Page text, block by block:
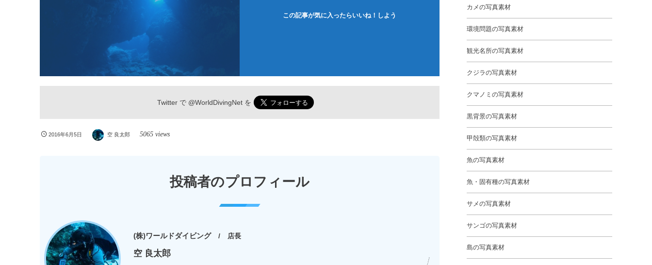
この記事が気に入ったらいいね！しよう
Twitter で @WorldDivingNetを
2016年6月5日 空 良太郎 5065 views
投稿者のプロフィール
(株)ワールドダイビング 店長
空 良太郎
カメの写真素材
環境問題の写真素材
観光名所の写真素材
クジラの写真素材
クマノミの写真素材
黒背景の写真素材
甲殻類の写真素材
魚の写真素材
魚・固有種の写真素材
サメの写真素材
サンゴの写真素材
島の写真素材